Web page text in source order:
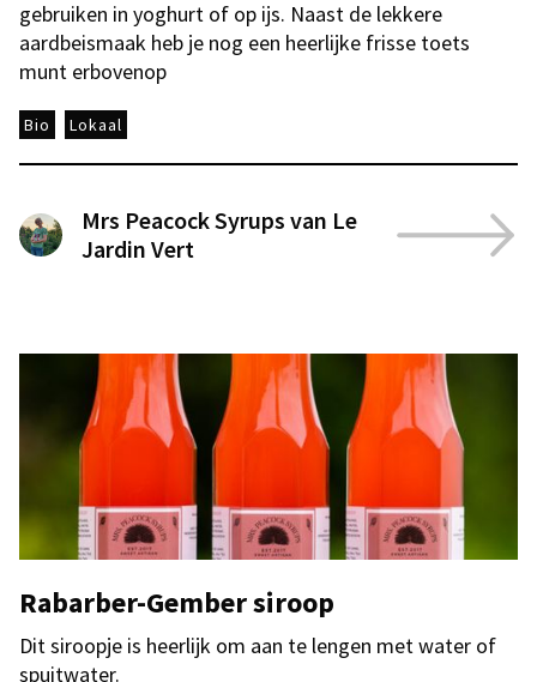
gebruiken in yoghurt of op ijs. Naast de lekkere
aardbeismaak heb je nog een heerlijke frisse toets
munt erbovenop
Bio Lokaal
Mrs Peacock Syrups van Le
Jardin Vert
Rabarber-Gember siroop
Dit siroopje is heerlijk om aan te lengen met water of
spuitwater.